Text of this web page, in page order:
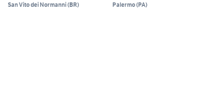
San Vito dei Normanni(BR) Palermo(PA)